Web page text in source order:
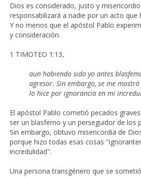
Dios es considerado, justo y
responsabilizará a nadie por un acto que
Y no menos que el apóstol Pablo
y consideración.
1 TIMOTEO 1:13,
aun habiendo sido yo antes
agresor. Sin embargo, se me
lo hice por ignorancia en mi
El apóstol Pablo cometió pecados
ser un blasfemo y un perseguidor de los
Sin embargo, obtuvo misericordia de
porque hizo todas esas cosas
incredulidad".
Una persona transgénero que se